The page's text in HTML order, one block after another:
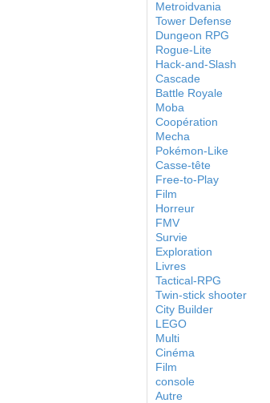
Metroidvania
Tower Defense
Dungeon RPG
Rogue-Lite
Hack-and-Slash
Cascade
Battle Royale
Moba
Coopération
Mecha
Pokémon-Like
Casse-tête
Free-to-Play
Film
Horreur
FMV
Survie
Exploration
Livres
Tactical-RPG
Twin-stick shooter
City Builder
LEGO
Multi
Cinéma
Film
console
Autre